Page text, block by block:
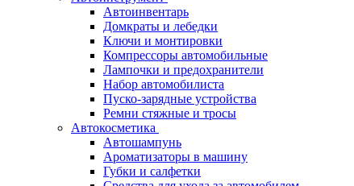
Автоинвентарь
Домкраты и лебедки
Ключи и монтировки
Компрессоры автомобильные
Лампочки и предохранители
Набор автомобилиста
Пуско-зарядные устройства
Ремни стяжные и тросы
Автокосметика
Автошампунь
Ароматизаторы в машину
Губки и салфетки